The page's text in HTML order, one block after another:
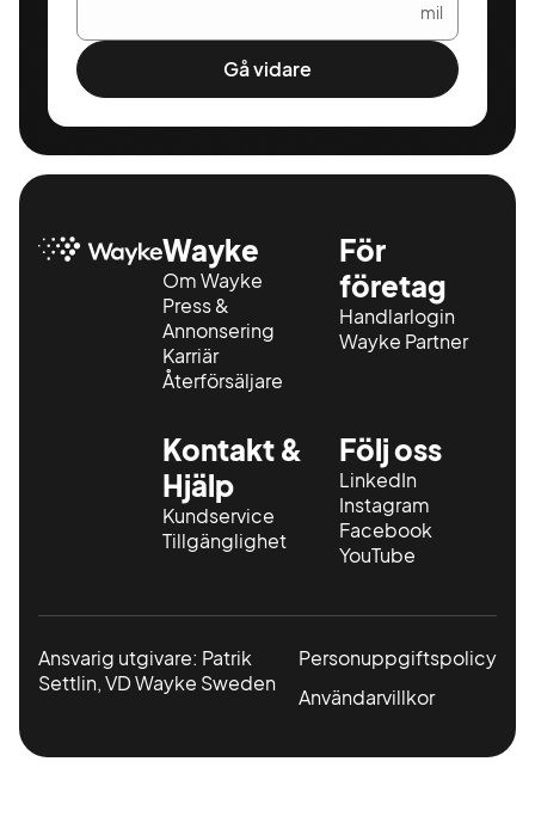
mil
Gå vidare
Wayke
Om Wayke
Press &
Annonsering
Karriär
Återförsäljare
För
företag
Handlarlogin
Wayke Partner
Kontakt &
Hjälp
Kundservice
Tillgänglighet
Följ oss
LinkedIn
Instagram
Facebook
YouTube
Ansvarig utgivare: Patrik
Settlin, VD Wayke Sweden
Personuppgiftspolicy
Användarvillkor